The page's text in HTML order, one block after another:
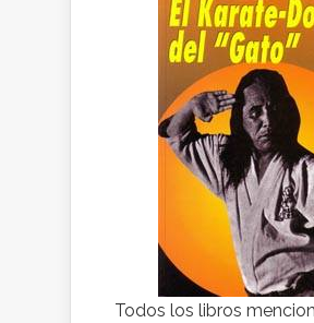
Todos los libros